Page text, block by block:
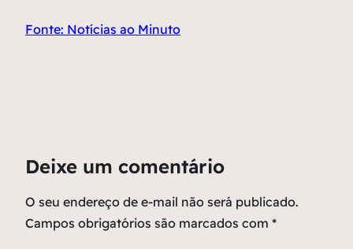
Fonte: Notícias ao Minuto
Deixe um comentário
O seu endereço de e-mail não será publicado.
Campos obrigatórios são marcados com *